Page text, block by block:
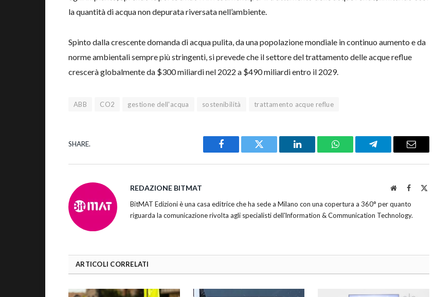
la quantità di acqua non depurata riversata nell’ambiente.
Spinto dalla crescente domanda di acqua pulita, da una popolazione mondiale in continuo aumento e da
norme ambientali sempre più stringenti, si prevede che il settore del trattamento delle acque reflue
crescerà globalmente da $300 miliardi nel 2022 a $490 miliardi entro il 2029.
ABB CO2 gestione dell'acqua sostenibilità trattamento acque reflue
SHARE.
Facebook Twitter LinkedIn WhatsAppTelegram Email
REDAZIONE BITMAT WebsiteFacebook
BitMAT Edizioni è una casa editrice che ha sede a Milano con una copertura a 360° per quanto
riguarda la comunicazione rivolta agli specialisti dell'lnformation & Communication Technology.
ARTICOLI CORRELATI